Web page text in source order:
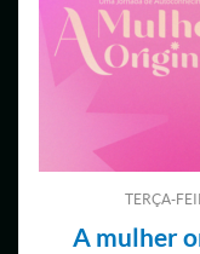
TERÇA-
A mulher